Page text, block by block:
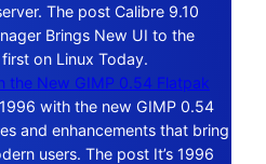
The post Calibre 9.10
Brings New UI to the
on Linux Today.
the New GIMP 0.54 Flatpak
with the new GIMP 0.54
and enhancements that bring
users. The post It’s 1996